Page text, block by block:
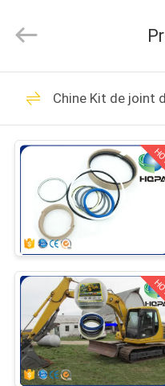
MAISON
PRODUITS
SUJET
DE
NOUS
VISITE
D'USINE
Management
Services
All
Reserved.
Kit de
Kit
joint de
Chine Kit de joint